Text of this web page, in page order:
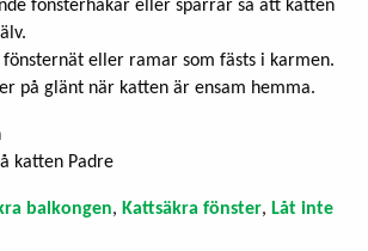
fönsterhakar eller spärrar så att katten
fönsternät eller ramar som fästs i karmen.
på glänt när katten är ensam hemma.
katten Padre
balkongen, Kattsäkra fönster, Låt inte